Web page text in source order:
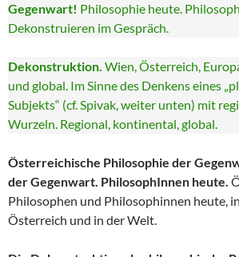
Gegenwart! Philosophie heute.
Dekonstruieren im Gespräch.
Dekonstruktion. Wien, Österreich,
und global. Im Sinne des Denkens eines
Subjekts“ (cf. Spivak, weiter unten) mit
Wurzeln. Regional, kontinental, global.
Österreichische Philosophie der
der Gegenwart. PhilosophInnen heute.
Philosophen und Philosophinnen heute,
Österreich und in der Welt.